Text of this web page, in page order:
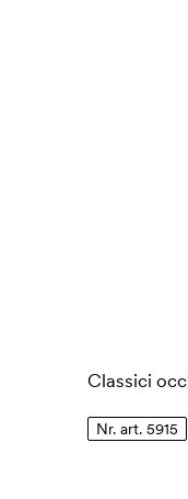
Classici
Nr. art. 5915